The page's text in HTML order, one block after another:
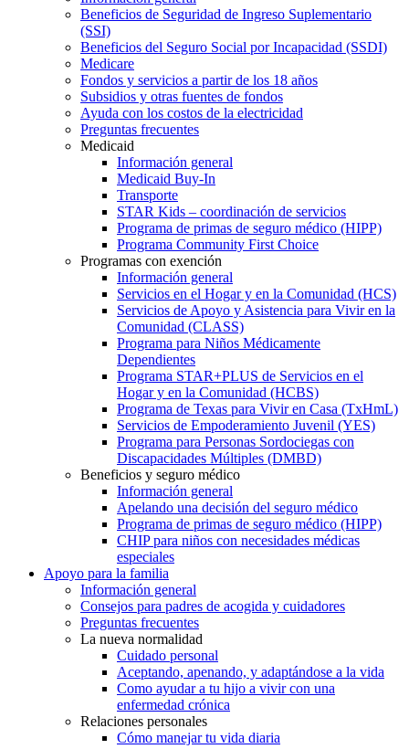
Beneficios de Seguridad de Ingreso Suplementario
(SSI)
Beneficios del Seguro Social por Incapacidad (SSDI)
Medicare
Fondos y servicios a partir de los 18 años
Subsidios y otras fuentes de fondos
Ayuda con los costos de la electricidad
Preguntas frecuentes
Medicaid
Información general
Medicaid Buy-In
Transporte
STAR Kids – coordinación de servicios
Programa de primas de seguro médico (HIPP)
Programa Community First Choice
Programas con exención
Información general
Servicios en el Hogar y en la Comunidad (HCS)
Servicios de Apoyo y Asistencia para Vivir en la
Comunidad (CLASS)
Programa para Niños Médicamente
Dependientes
Programa STAR+PLUS de Servicios en el
Hogar y en la Comunidad (HCBS)
Programa de Texas para Vivir en Casa (TxHmL)
Servicios de Empoderamiento Juvenil (YES)
Programa para Personas Sordociegas con
Discapacidades Múltiples (DMBD)
Beneficios y seguro médico
Información general
Apelando una decisión del seguro médico
Programa de primas de seguro médico (HIPP)
CHIP para niños con necesidades médicas
especiales
Apoyo para la familia
Información general
Consejos para padres de acogida y cuidadores
Preguntas frecuentes
La nueva normalidad
Cuidado personal
Aceptando, apenando, y adaptándose a la vida
Como ayudar a tu hijo a vivir con una
enfermedad crónica
Relaciones personales
Cómo manejar tu vida diaria